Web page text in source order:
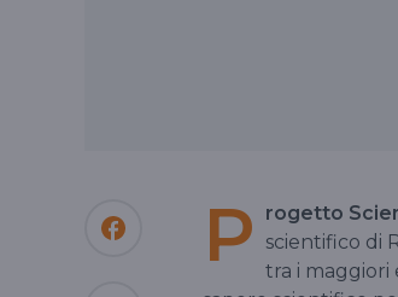
P rogetto
scientifico di
tra i maggiori